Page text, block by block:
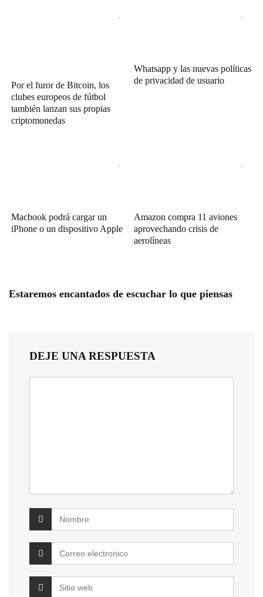
Por el furor de Bitcoin, los
clubes europeos de fútbol
también lanzan sus propias
criptomonedas
Whatsapp y las nuevas políticas
de privacidad de usuario
Macbook podrá cargar un
iPhone o un dispositivo Apple
Amazon compra 11 aviones
aprovechando crisis de
aerolíneas
Estaremos encantados de escuchar lo que piensas
DEJE UNA RESPUESTA